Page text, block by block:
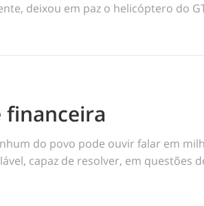
deixou em paz o helicóptero do
financeira
do povo pode ouvir falar em
capaz de resolver, em questões